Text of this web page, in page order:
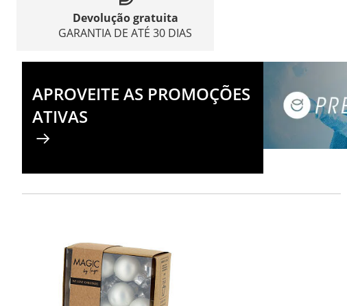
Devolução gratuita
GARANTIA DE ATÉ 30 DIAS
APROVEITE AS PROMOÇÕES
ATIVAS